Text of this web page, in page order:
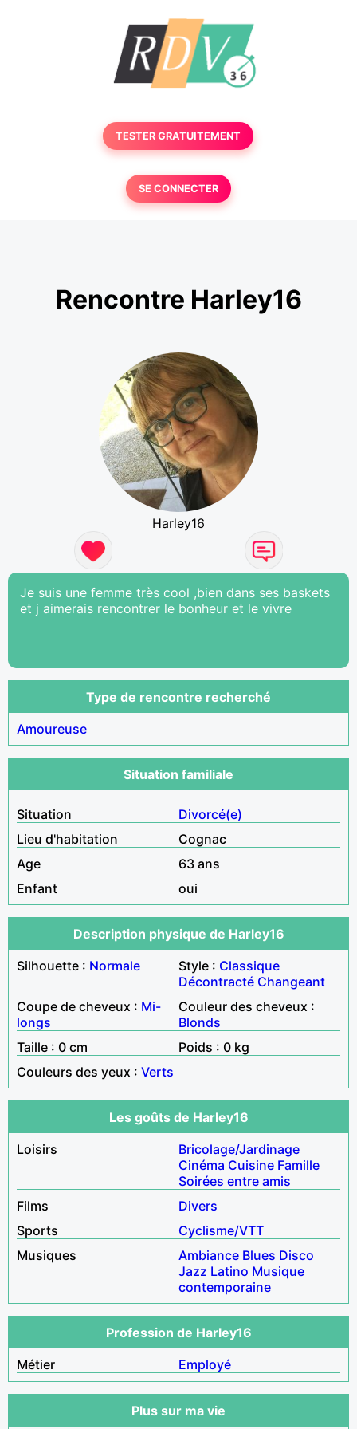
TESTER GRATUITEMENT
SE CONNECTER
Rencontre Harley16
Harley16
Je suis une femme très cool ,bien dans ses baskets
et j aimerais rencontrer le bonheur et le vivre
Type de rencontre recherché
Amoureuse
Situation familiale
Situation
Divorcé(e)
Lieu d'habitation
Cognac
Age
63 ans
Enfant
oui
Description physique de Harley16
Silhouette : Normale Style : Classique
Décontracté Changeant
Coupe de cheveux : Mi-
longs
Couleur des cheveux :
Blonds
Taille : 0 cm
Poids : 0 kg
Couleurs des yeux : Verts
Les goûts de Harley16
Loisirs
Bricolage/Jardinage
Cinéma Cuisine Famille
Soirées entre amis
Films
Divers
Sports
Cyclisme/VTT
Musiques
Ambiance Blues Disco
Jazz Latino Musique
contemporaine
Profession de Harley16
Métier
Employé
Plus sur ma vie